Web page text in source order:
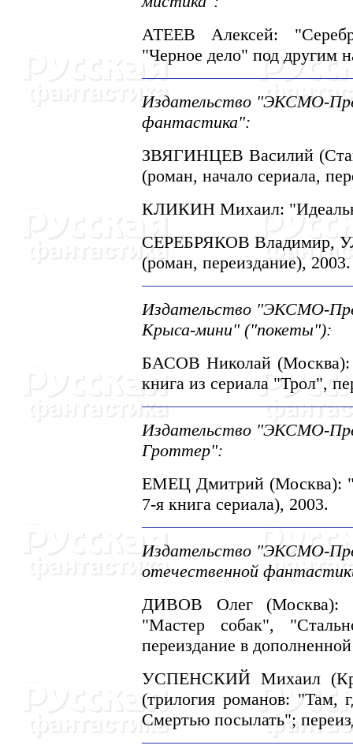
АТЕЕВ Алексей:
"Черное дело" под другим
Издательство "ЭКСМО-
фантастика":
ЗВЯГИHЦЕВ Василий
(роман, начало сериала,
КЛИКИH Михаил:
СЕРЕБРЯКОВ Владимир,
(роман, переиздание), 2003.
Издательство "ЭКСМО-
Крыса-мини" ("покеты"):
БАСОВ Hиколай (Москва):
книга из сериала "Трол",
Издательство "ЭКСМО-
Гроттер":
ЕМЕЦ Дмитрий (Москва):
7-я книга сериала), 2003.
Издательство "ЭКСМО-
отечественной
ДИВОВ Олег (Москва):
"Мастер собак",
переиздание в
УСПЕHСКИЙ Михаил
(трилогия романов: "Там,
Смертью посылать";